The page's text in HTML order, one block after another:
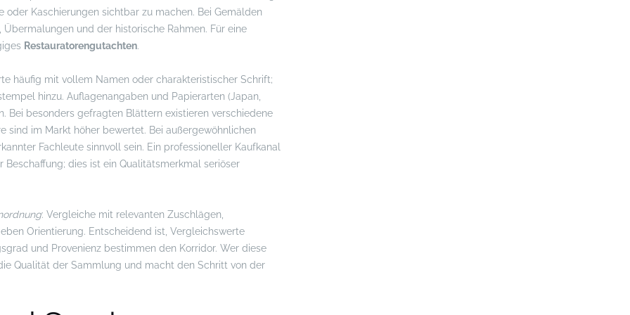
Kaschierungen sichtbar zu machen. Bei Gemälden
und der historische Rahmen. Für eine
Restauratorengutachten.
häufig mit vollem Namen oder charakteristischer Schrift;
hinzu. Auflagenangaben und Papierarten (Japan,
Bei besonders gefragten Blättern existieren verschiedene
im Markt höher bewertet. Bei außergewöhnlichen
Fachleute sinnvoll sein. Ein professioneller Kaufkanal
dies ist ein Qualitätsmerkmal seriöser
: Vergleiche mit relevanten Zuschlägen,
Orientierung. Entscheidend ist, Vergleichswerte
und Provenienz bestimmen den Korridor. Wer diese
Qualität der Sammlung und macht den Schritt von der